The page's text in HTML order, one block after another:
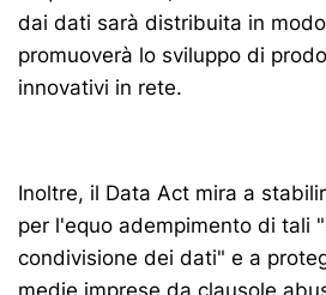
dai dati sarà distribuita in
promuoverà lo sviluppo di
innovativi in rete.
Inoltre, il Data Act mira a
per l'equo adempimento di tali
condivisione dei dati" e a